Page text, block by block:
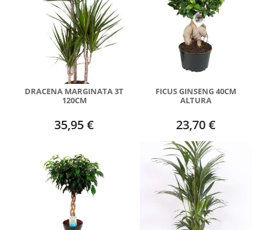
DRACENA MARGINATA 3T
120CM
35,95 €
FICUS GINSENG 40CM
ALTURA
23,70 €